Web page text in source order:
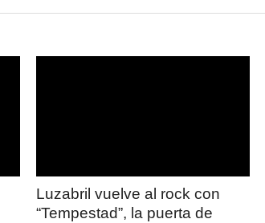
Luzabril vuelve al rock con
“Tempestad”, la puerta de